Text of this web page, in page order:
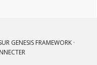
GENESIS FRAMEWORK ·